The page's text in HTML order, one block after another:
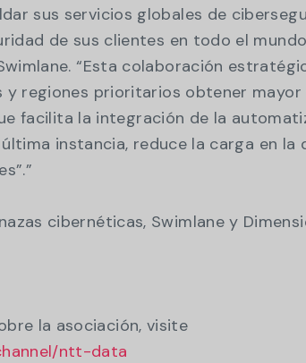
sus servicios globales de
de sus clientes en todo el
“Esta colaboración
regiones prioritarios obtener mayor
facilita la integración de la
instancia, reduce la carga en la
cibernéticas, Swimlane y
la asociación, visite
ntt-data